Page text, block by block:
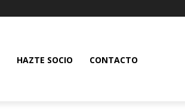
HAZTE SOCIO CONTACTO